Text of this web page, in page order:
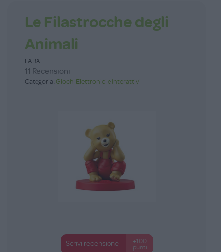
Le Filastrocche degli
Animali
FABA
11 Recensioni
Categoria: Giochi Elettronici e Interattivi
Scrivi recensione
+100
punti